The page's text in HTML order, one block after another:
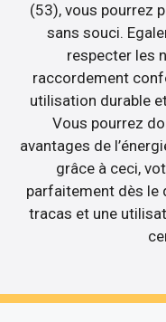
(53), vous pourrez
sans souci.
respecter les
raccordement
utilisation durable
Vous pourrez
avantages de
grâce à ceci,
parfaitement dès le
tracas et une